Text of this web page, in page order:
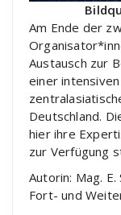
Am Ende der
Austausch zur
einer
Deutschland.
hier ihre
zur Verfügung
Autorin: Mag.
Fort- und